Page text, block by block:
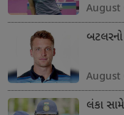
August
બટલરનો
August
લંકા